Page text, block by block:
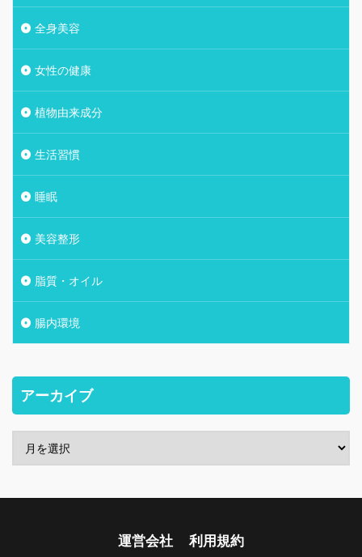
全身美容
女性の健康
植物由来成分
生活習慣
睡眠
美容整形
脂質・オイル
腸内環境
アーカイブ
運営会社 利用規約